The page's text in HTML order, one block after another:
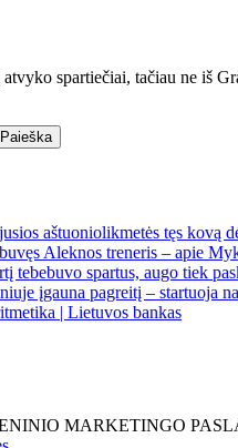
spartiečiai, tačiau ne iš
Paieška
aštuoniolikmetės tęs kovą
Aleknos treneris – apie
tebebuvo spartus, augo tiek
įgauna pagreitį – startuoja
| Lietuvos bankas
MARKETINGO